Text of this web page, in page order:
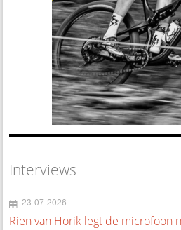
Interviews
23-07-2026
Rien van Horik legt de microfoon